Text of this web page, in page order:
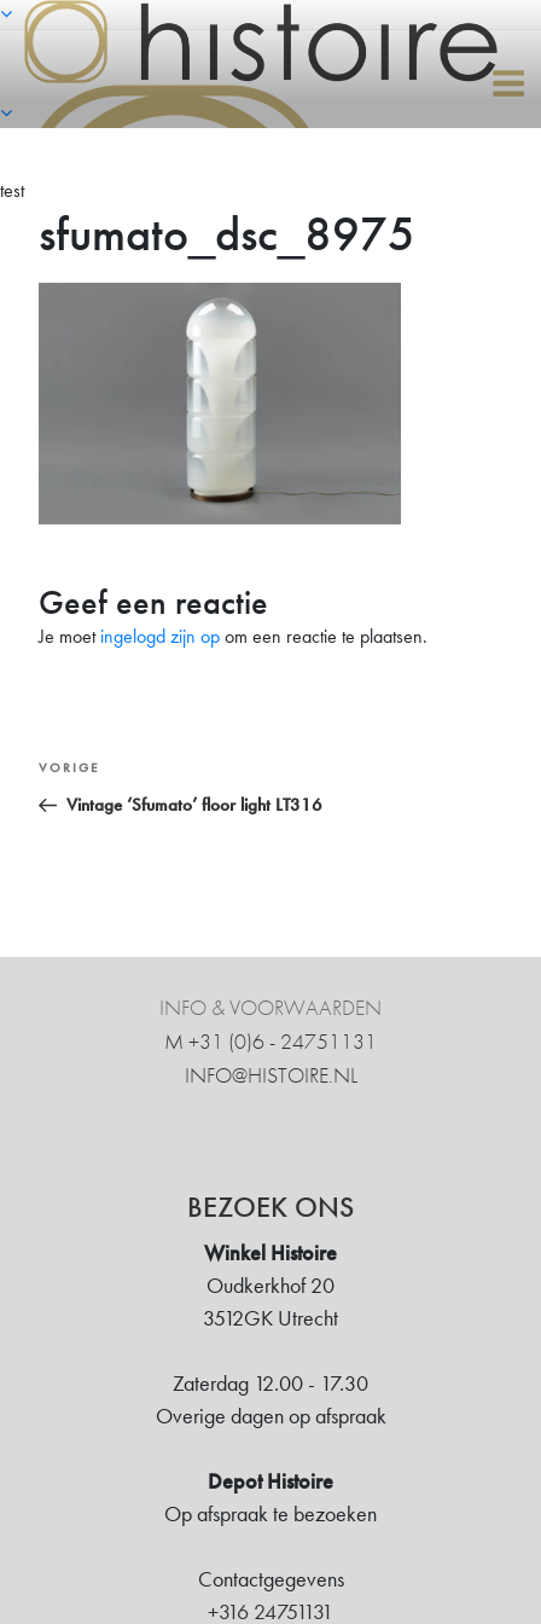
Naar
inhoud
springen
test
sfumato_dsc_8975
Geef een reactie
Je moetingelogd zijn opom een reactie te plaatsen.
Bericht
navigatie
Vorig
bericht
VORIGE
Vintage ‘Sfumato’ floor light LT316
INFO & VOORWAARDEN
M +31 ‍(0)6 - 24751131
INFO@HISTOIRE.NL
BEZOEK ONS
Winkel Histoire
Oudkerkhof 20
3512GK Utrecht
Zaterdag 12.00 - 17.30
Overige dagen op afspraak
Depot Histoire
Op afspraak te bezoeken
Contactgegevens
+316 24751131